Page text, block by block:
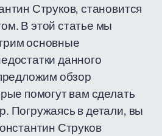
Струков, становится
В этой статье мы
основные
данного
обзор
помогут вам сделать
Погружаясь в детали, вы
Струков